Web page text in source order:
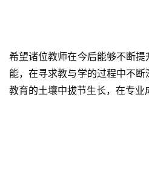
希望诸位教师在今后能够不断
能，在寻求教与学的过程中不
教育的土壤中拔节生长，在专业